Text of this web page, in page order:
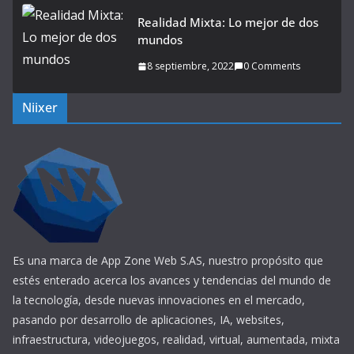
Realidad Mixta: Lo mejor de dos
mundos
8 septiembre, 2022 0 Comments
Niixer
Es una marca de App Zone Web S.AS, nuestro propósito que
estés enterado acerca los avances y tendencias del mundo de
la tecnología, desde nuevas innovaciones en el mercado,
pasando por desarrollo de aplicaciones, IA, websites,
infraestructura, videojuegos, realidad, virtual, aumentada, mixta